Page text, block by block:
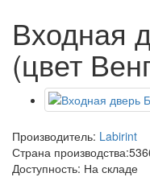
Входная
(цвет
Производитель: Labirint
Страна производства:
Доступность: На складе